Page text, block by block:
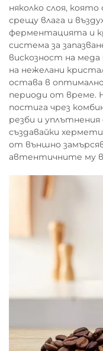
няколко слоя, която
срещу влага и
ферментацията и
система за
вискозност на
на нежелани
остава в
периоди от време.
постига чрез
резби и
създавайки
от външно
автентичните му